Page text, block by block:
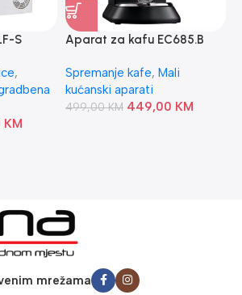
S
,
KM
Aparat za kafu EC685.B
Spremanje kafe, Mali
kućanski aparati
499,00KM 449,00 KM
mrežama